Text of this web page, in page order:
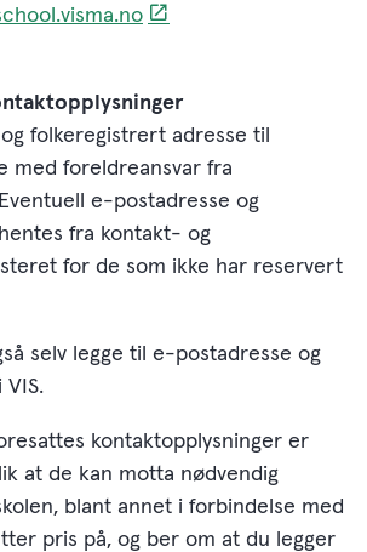
folkeregistrert adresse til
med foreldreansvar fra
e-postadresse og
fra kontakt- og
for de som ikke har reservert
selv legge til e-postadresse og
kontaktopplysninger er
at de kan motta nødvendig
blant annet i forbindelse med
pris på, og ber om at du legger